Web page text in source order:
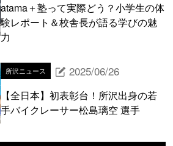
atama＋塾って実際どう？小学生の体
験レポート＆校舎長が語る学びの魅
力
所沢ニュース 2025/06/26
【全日本】初表彰台！所沢出身の若
手バイクレーサー松島璃空 選手